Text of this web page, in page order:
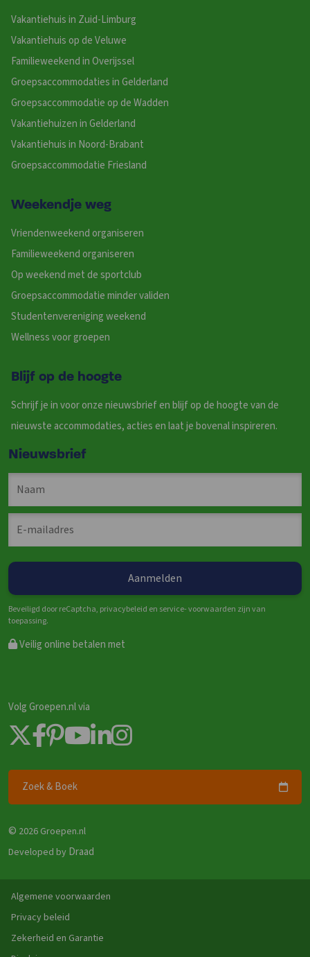
Vakantiehuis in Zuid-Limburg
Vakantiehuis op de Veluwe
Familieweekend in Overijssel
Groepsaccommodaties in Gelderland
Groepsaccommodatie op de Wadden
Vakantiehuizen in Gelderland
Vakantiehuis in Noord-Brabant
Groepsaccommodatie Friesland
Weekendje weg
Vriendenweekend organiseren
Familieweekend organiseren
Op weekend met de sportclub
Groepsaccommodatie minder validen
Studentenvereniging weekend
Wellness voor groepen
Blijf op de hoogte
Schrijf je in voor onze nieuwsbrief en blijf op de hoogte van de
nieuwste accommodaties, acties en laat je bovenal inspireren.
Nieuwsbrief
Beveiligd door reCaptcha, privacybeleid en service- voorwaarden zijn van
toepassing.
Veilig online betalen met
Volg Groepen.nl via
Zoek & Boek
© 2026 Groepen.nl
Developed by Draad
Algemene voorwaarden
Privacy beleid
Zekerheid en Garantie